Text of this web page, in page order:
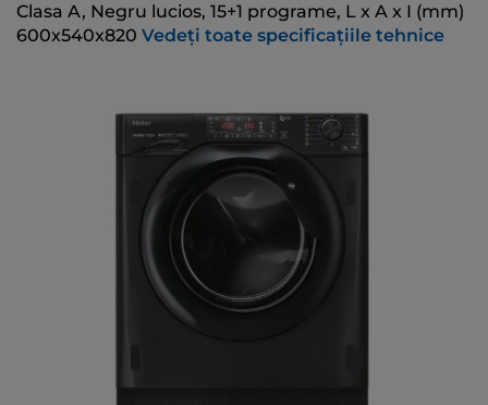
Clasa A, Negru lucios, 15+1 programe, L x A x I (mm)
600x540x820 Vedeți toate specificațiile tehnice